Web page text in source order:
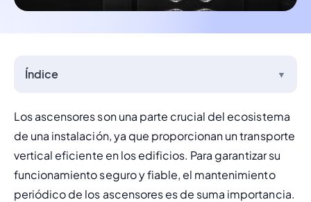
Índice ▼
Los ascensores son una parte crucial del ecosistema
de una instalación, ya que proporcionan un transporte
vertical eficiente en los edificios. Para garantizar su
funcionamiento seguro y fiable, el mantenimiento
periódico de los ascensores es de suma importancia.